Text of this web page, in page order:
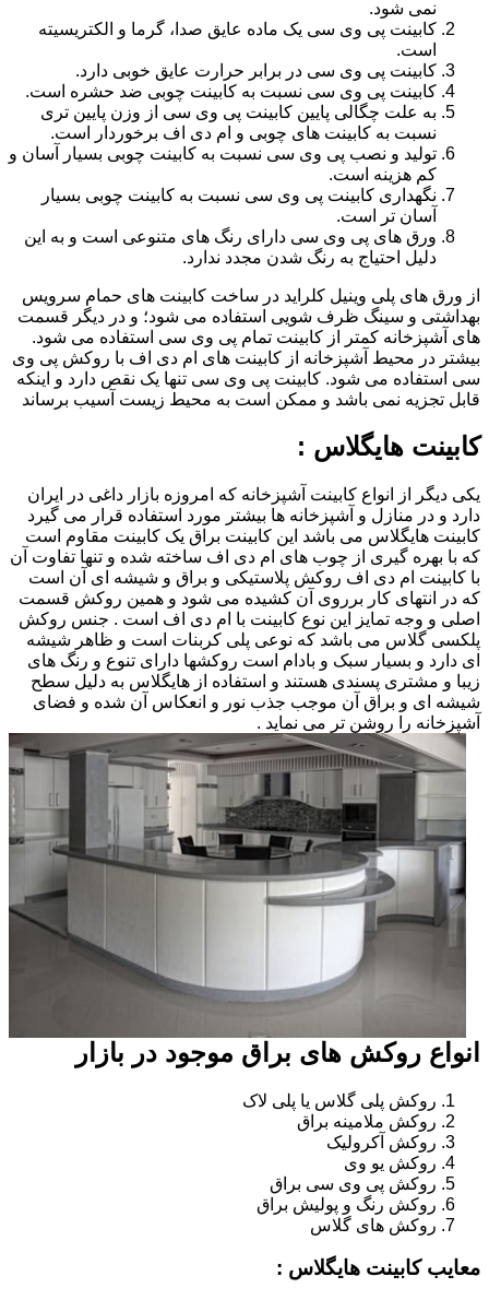
نمی شود.
کابینت پی وی سی یک ماده عایق صدا، گرما و الکتریسیته
است.
کابینت پی وی سی در برابر حرارت عایق خوبی دارد.
کابینت پی وی سی نسبت به کابینت چوبی ضد حشره است.
به علت چگالی پایین کابینت پی وی سی از وزن پایین تری
نسبت به کابینت های چوبی و ام دی اف برخوردار است.
تولید و نصب پی وی سی نسبت به کابینت چوبی بسیار آسان و
کم هزینه است.
نگهداری کابینت پی وی سی نسبت به کابینت چوبی بسیار
آسان تر است.
ورق های پی وی سی دارای رنگ های متنوعی است و به این
دلیل احتیاج به رنگ شدن مجدد ندارد.
از ورق های پلی وینیل کلراید در ساخت کابینت های حمام سرویس
بهداشتی و سینگ ظرف شویی استفاده می شود؛ و در دیگر قسمت
های آشپزخانه کمتر از کابینت تمام پی وی سی استفاده می شود.
بیشتر در محیط آشپزخانه از کابینت های ام دی اف با روکش پی وی
سی استفاده می شود. کابینت پی وی سی تنها یک نقص دارد و اینکه
قابل تجزیه نمی باشد و ممکن است به محیط زیست آسیب برساند
کابینت هایگلاس :
یکی دیگر از انواع کابینت آشپزخانه که امروزه بازار داغی در ایران
دارد و در منازل و آشپزخانه ها بیشتر مورد استفاده قرار می گیرد
کابینت هایگلاس می باشد این کابینت براق یک کابینت مقاوم است
که با بهره گیری از چوب های ام دی اف ساخته شده و تنها تفاوت آن
با کابینت ام دی اف روکش پلاستیکی و براق و شیشه ای آن است
که در انتهای کار برروی آن کشیده می شود و همین روکش قسمت
اصلی و وجه تمایز این نوع کابینت با ام دی اف است . جنس روکش
پلکسی گلاس می باشد که نوعی پلی کربنات است و ظاهر شیشه
ای دارد و بسیار سبک و بادام است روکشها دارای تنوع و رنگ های
زیبا و مشتری پسندی هستند و استفاده از هایگلاس به دلیل سطح
شیشه ای و براق آن موجب جذب نور و انعکاس آن شده و فضای
آشپزخانه را روشن تر می نماید .
انواع روکش های براق موجود در بازار
روکش پلی گلاس یا پلی لاک
روکش ملامینه براق
روکش آکرولیک
روکش یو وی
روکش پی وی سی براق
روکش رنگ و پولیش براق
روکش های گلاس
معایب کابینت هایگلاس :